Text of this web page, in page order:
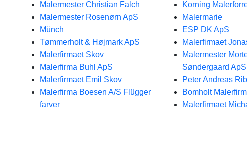
Malermester Christian Falch
Malermester Rosenørn ApS
Münch
Tømmerholt & Højmark ApS
Malerfirmaet Skov
Malerfirma Buhl ApS
Malerfirmaet Emil Skov
Malerfirma Boesen A/S Flügger
farver
Korning
Malermarie
ESP DK ApS
Malerfirmaet
Malermester
Søndergaard ApS
Peter Andreas
Bomholt
Malerfirmaet